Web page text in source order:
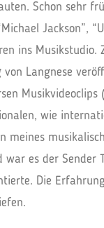
Schon sehr
Jackson”,
ins
Langnese
Musikvideoclips
wie
meines
es der Sender
Die